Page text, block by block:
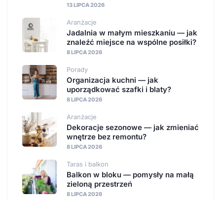
13 LIPCA 2026
Aranżacje
Jadalnia w małym mieszkaniu — jak
znaleźć miejsce na wspólne posiłki?
8 LIPCA 2026
Porady
Organizacja kuchni — jak
uporządkować szafki i blaty?
8 LIPCA 2026
Aranżacje
Dekoracje sezonowe — jak zmieniać
wnętrze bez remontu?
8 LIPCA 2026
Taras i balkon
Balkon w bloku — pomysły na małą
zieloną przestrzeń
8 LIPCA 2026